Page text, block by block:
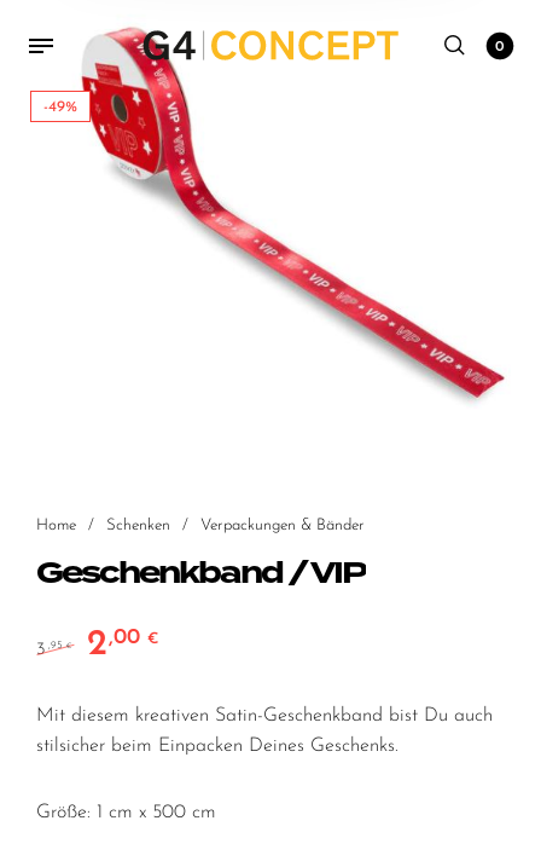
0
-49%
Home / Schenken / Verpackungen & Bänder
Geschenkband / VIP
3 ,95€ Ursprünglicher Preis war: 3,95 €
2,00€
Mit diesem kreativen Satin-Geschenkband bist Du auch
stilsicher beim Einpacken Deines Geschenks.
Größe: 1 cm x 500 cm